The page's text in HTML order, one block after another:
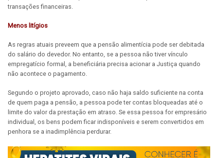
transações financeiras.
Menos litígios
As regras atuais preveem que a pensão alimentícia pode ser debitada
do salário do devedor. No entanto, se a pessoa não tiver vínculo
empregatício formal, a beneficiária precisa acionar a Justiça quando
não acontece o pagamento.
Segundo o projeto aprovado, caso não haja saldo suficiente na conta
de quem paga a pensão, a pessoa pode ter contas bloqueadas até o
limite do valor da prestação em atraso. Se essa pessoa for empresário
individual, os bens podem ficar indisponíveis e serem convertidos em
penhora se a inadimplência perdurar.